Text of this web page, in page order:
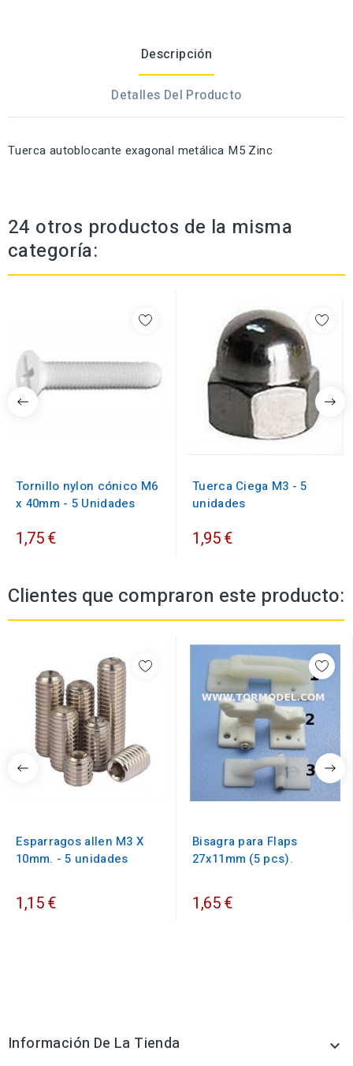
Descripción
Detalles Del Producto
Tuerca autoblocante exagonal metálica M5 Zinc
24 otros productos de la misma
categoría:
Tornillo nylon cónico M6
x 40mm - 5 Unidades
1,75 €
Tuerca Ciega M3 - 5
unidades
1,95 €
Clientes que compraron este producto:
Esparragos allen M3 X
10mm. - 5 unidades
1,15 €
Bisagra para Flaps
27x11mm (5 pcs).
1,65 €
Información De La Tienda 